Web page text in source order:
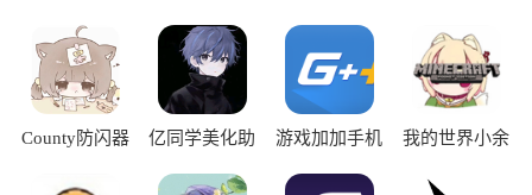
County防闪器
亿同学美化助
游戏加加手机
我的世界小余